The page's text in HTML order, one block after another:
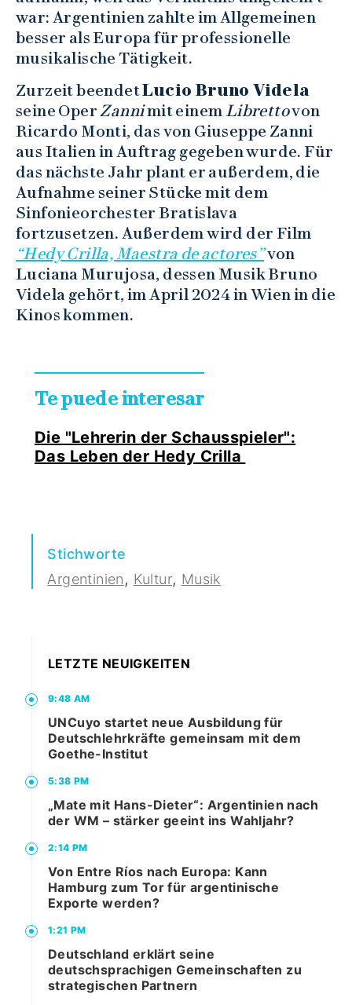
war: Argentinien zahlte im Allgemeinen
besser als Europa für professionelle
musikalische Tätigkeit.
Zurzeit beendetLucio Bruno Videla
seine OperZannimit einemLibrettovon
Ricardo Monti, das von Giuseppe Zanni
aus Italien in Auftrag gegeben wurde. Für
das nächste Jahr plant er außerdem, die
Aufnahme seiner Stücke mit dem
Sinfonieorchester Bratislava
fortzusetzen. Außerdem wird der Film
“Hedy Crilla, Maestra de actores”von
Luciana Murujosa, dessen Musik Bruno
Videla gehört, im April 2024 in Wien in die
Kinos kommen.
Te puede interesar
Die "Lehrerin der Schausspieler":
Das Leben der Hedy Crilla
Stichworte
Argentinien, Kultur, Musik
LETZTE NEUIGKEITEN
9:48 AM
UNCuyo startet neue Ausbildung für
Deutschlehrkräfte gemeinsam mit dem
Goethe-Institut
5:38 PM
„Mate mit Hans-Dieter“: Argentinien nach
der WM – stärker geeint ins Wahljahr?
2:14 PM
Von Entre Ríos nach Europa: Kann
Hamburg zum Tor für argentinische
Exporte werden?
1:21 PM
Deutschland erklärt seine
deutschsprachigen Gemeinschaften zu
strategischen Partnern